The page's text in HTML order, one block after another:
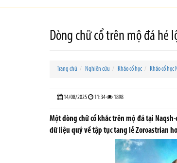
Dòng chữ cổ trên mộ đá hé
Trang chủ Nghiên cứu Khảo cổ học Khảo cổ học
14/08/2025 11:34 1898
Một dòng chữ cổ khắc trên mộ đá tại
dữ liệu quý về tập tục tang lễ Zoroastrian